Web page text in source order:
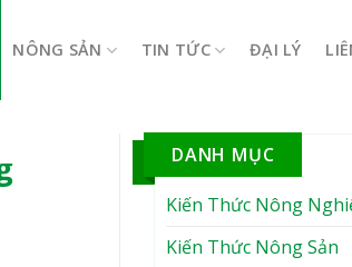
NÔNG SẢN TIN TỨC ĐẠI LÝ
DANH MỤC
Kiến Thức Nông
Kiến Thức Nông Sản